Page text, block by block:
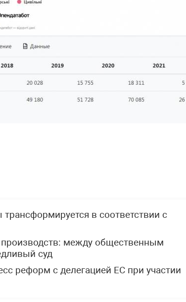
в соответствии с
производств: между общественным
суд
реформ с делегацией ЕС при участии